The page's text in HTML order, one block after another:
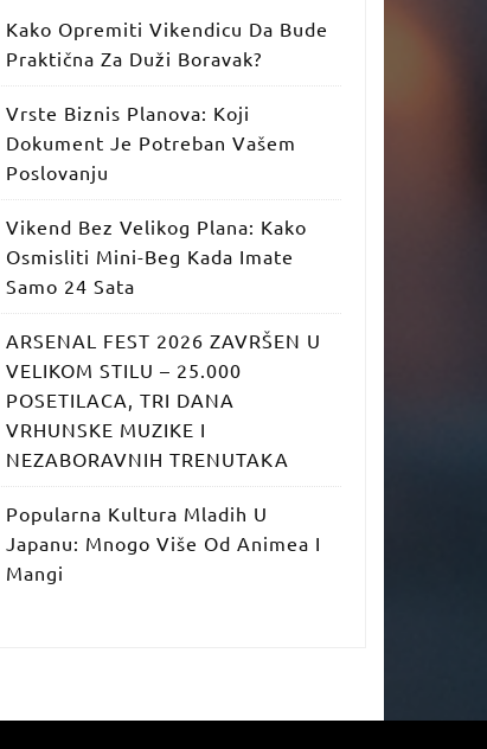
Kako Opremiti Vikendicu Da Bude
Praktična Za Duži Boravak?
Vrste Biznis Planova: Koji
Dokument Je Potreban Vašem
Poslovanju
Vikend Bez Velikog Plana: Kako
Osmisliti Mini-Beg Kada Imate
Samo 24 Sata
ARSENAL FEST 2026 ZAVRŠEN U
VELIKOM STILU – 25.000
POSETILACA, TRI DANA
VRHUNSKE MUZIKE I
NEZABORAVNIH TRENUTAKA
Popularna Kultura Mladih U
Japanu: Mnogo Više Od Animea I
Mangi